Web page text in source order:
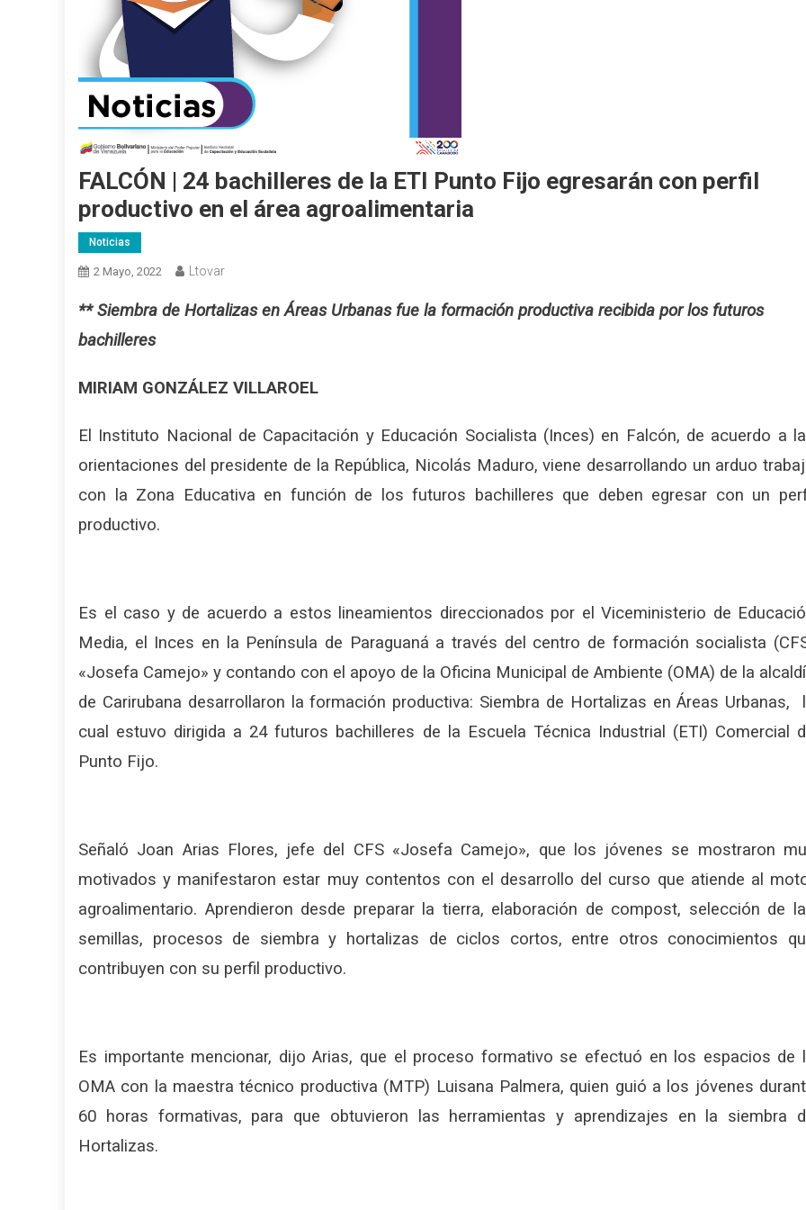
FALCÓN | 24 bachilleres de la ETI Punto Fijo egresarán con perfil
productivo en el área agroalimentaria
Noticias
2 Mayo, 2022 Ltovar
** Siembra de Hortalizas en Áreas Urbanas fue la formación productiva recibida por los futuros
bachilleres
MIRIAM GONZÁLEZ VILLAROEL
El Instituto Nacional de Capacitación y Educación Socialista (Inces) en Falcón, de acuerdo a
orientaciones del presidente de la República, Nicolás Maduro, viene desarrollando un arduo
con la Zona Educativa en función de los futuros bachilleres que deben egresar con un
productivo.
Es el caso y de acuerdo a estos lineamientos direccionados por el Viceministerio de
Media, el Inces en la Península de Paraguaná a través del centro de formación socialista
«Josefa Camejo» y contando con el apoyo de la Oficina Municipal de Ambiente (OMA) de la
de Carirubana desarrollaron la formación productiva: Siembra de Hortalizas en Áreas Urbanas,
cual estuvo dirigida a 24 futuros bachilleres de la Escuela Técnica Industrial (ETI) Comercial
Punto Fijo.
Señaló Joan Arias Flores, jefe del CFS «Josefa Camejo», que los jóvenes se mostraron
motivados y manifestaron estar muy contentos con el desarrollo del curso que atiende al
agroalimentario. Aprendieron desde preparar la tierra, elaboración de compost, selección de
semillas, procesos de siembra y hortalizas de ciclos cortos, entre otros conocimientos
contribuyen con su perfil productivo.
Es importante mencionar, dijo Arias, que el proceso formativo se efectuó en los espacios de
OMA con la maestra técnico productiva (MTP) Luisana Palmera, quien guió a los jóvenes
60 horas formativas, para que obtuvieron las herramientas y aprendizajes en la siembra
Hortalizas.